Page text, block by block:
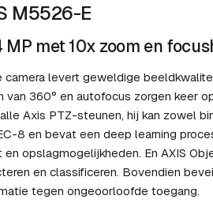
M5526-E
met 10x zoom en
camera levert geweldige
van 360° en autofocus zorgen keer
Axis PTZ-steunen, hij kan zowel
8 en bevat een deep learning
opslagmogelijkheden. En AXIS
en classificeren. Bovendien
tegen ongeoorloofde toegang.